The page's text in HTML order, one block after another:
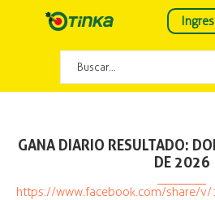
GANA DIARIO RESULTADO:
DE 2026
https://www.facebook.com/share/v/